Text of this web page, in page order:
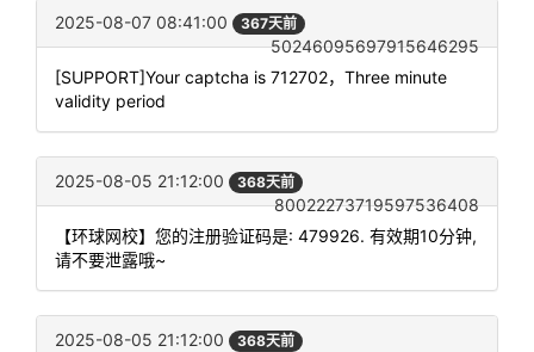
2025-08-07 08:41:00 367天前
50246095697915646295
[SUPPORT]Your captcha is 712702，Three minute
validity period
2025-08-05 21:12:00 368天前
80022273719597536408
【环球网校】您的注册验证码是: 479926. 有效期10分钟,
请不要泄露哦~
2025-08-05 21:12:00 368天前